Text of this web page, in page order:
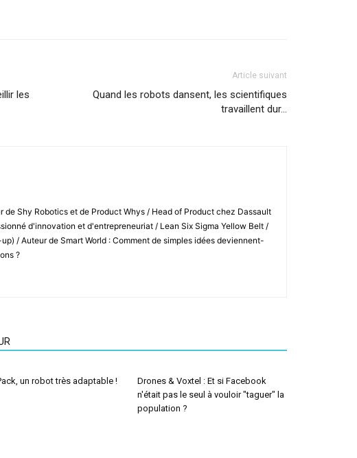
les
Article suivant
Quand les robots dansent, les scientifiques
travaillent dur…
de Shy Robotics et de Product Whys / Head of Product chez Dassault
d'innovation et d'entrepreneuriat / Lean Six Sigma Yellow Belt /
/ Auteur de Smart World : Comment de simples idées deviennent-
?
un robot très adaptable !
Drones & Voxtel : Et si Facebook
n'était pas le seul à vouloir "taguer" la
population ?